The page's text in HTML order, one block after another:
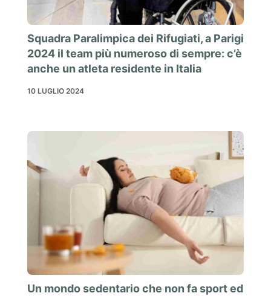
Squadra Paralimpica dei Rifugiati, a Parigi
2024 il team più numeroso di sempre: c’è
anche un atleta residente in Italia
10 LUGLIO 2024
Un mondo sedentario che non fa sport ed